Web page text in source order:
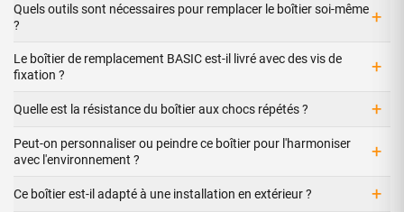
Quels outils sont nécessaires pour remplacer le boîtier soi-même
?
+
Le boîtier de remplacement BASIC est-il livré avec des vis de
fixation ?
+
Quelle est la résistance du boîtier aux chocs répétés ? +
Peut-on personnaliser ou peindre ce boîtier pour l'harmoniser
avec l'environnement ?
+
Ce boîtier est-il adapté à une installation en extérieur ? +